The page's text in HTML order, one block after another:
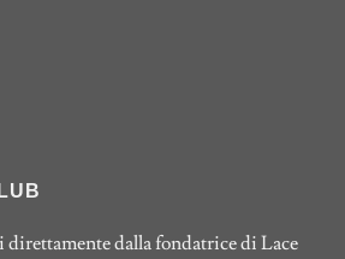
direttamente dalla fondatrice di Lace